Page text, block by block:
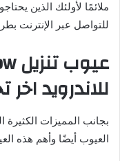
ملائمًا لأولئك الذين
للتواصل عبر الإنترنت
للاندرويد
بجانب المميزات الكثيرة
العيوب أيضًا وأهم هذه